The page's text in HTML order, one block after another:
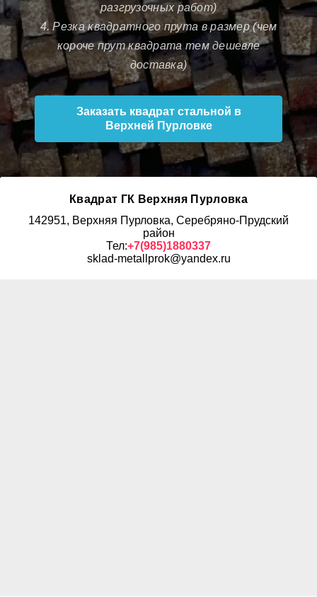
разгрузочных работ)
4. Резка квадратного прута в размер (чем
короче прут квадрата тем дешевле
доставка)
Заказать квадрат стальной в
Верхней Пурловке
Квадрат ГК Верхняя Пурловка
142951, Верхняя Пурловка, Серебряно-Прудский
район
Тел:+7(985)1880337
sklad-metallprok@yandex.ru